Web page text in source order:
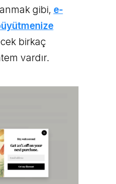
gibi, e-
birkaç
vardır.